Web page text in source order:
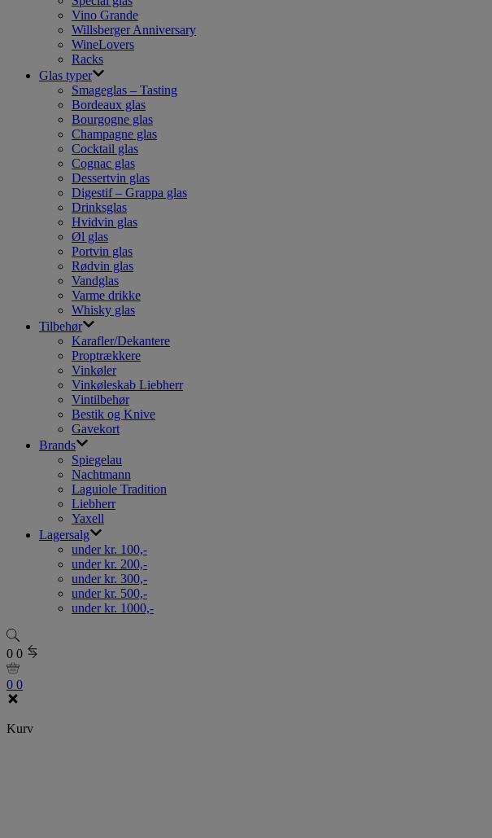
Vino Grande
Willsberger Anniversary
WineLovers
Racks
Glas typer
Smageglas – Tasting
Bordeaux glas
Bourgogne glas
Champagne glas
Cocktail glas
Cognac glas
Dessertvin glas
Digestif – Grappa glas
Drinksglas
Hvidvin glas
Øl glas
Portvin glas
Rødvin glas
Vandglas
Varme drikke
Whisky glas
Tilbehør
Karafler/Dekantere
Proptrækkere
Vinkøler
Vinkøleskab Liebherr
Vintilbehør
Bestik og Knive
Gavekort
Brands
Spiegelau
Nachtmann
Laguiole Tradition
Liebherr
Yaxell
Lagersalg
under kr. 100,-
under kr. 200,-
under kr. 300,-
under kr. 500,-
under kr. 1000,-
0 0
0 0
Kurv